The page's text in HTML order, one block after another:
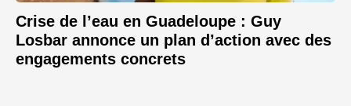
Crise de l’eau en Guadeloupe : Guy
Losbar annonce un plan d’action avec des
engagements concrets